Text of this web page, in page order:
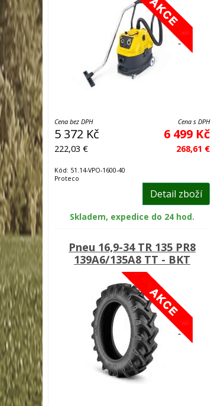
Cena bez DPH
5 372 Kč
222,03 €
Cena s DPH
6 499 Kč
268,61 €
Kód: 51.14-VPO-1600-40
Proteco
Detail zboží
Skladem, expedice do 24 hod.
Pneu 16,9-34 TR 135 PR8
139A6/135A8 TT - BKT